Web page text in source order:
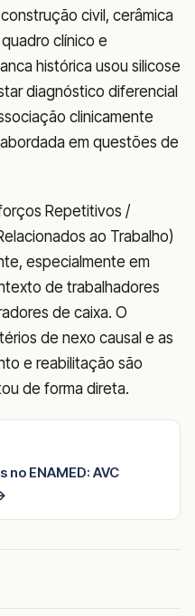
civil, cerâmica
clínico e
histórica usou silicose
diagnóstico diferencial
clinicamente
em questões de
Repetitivos /
ao Trabalho)
especialmente em
de trabalhadores
de caixa. O
de nexo causal e as
e reabilitação são
de forma direta.
ENAMED: AVC